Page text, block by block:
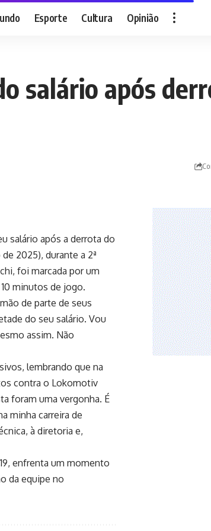
Esporte Cultura Opinião
salário após
salário após a derrota do
2025), durante a 2ª
foi marcada por um
minutos de jogo.
de parte de seus
do seu salário. Vou
assim. Não
lembrando que na
contra o Lokomotiv
foram uma vergonha. É
minha carreira de
à diretoria e,
enfrenta um momento
da equipe no